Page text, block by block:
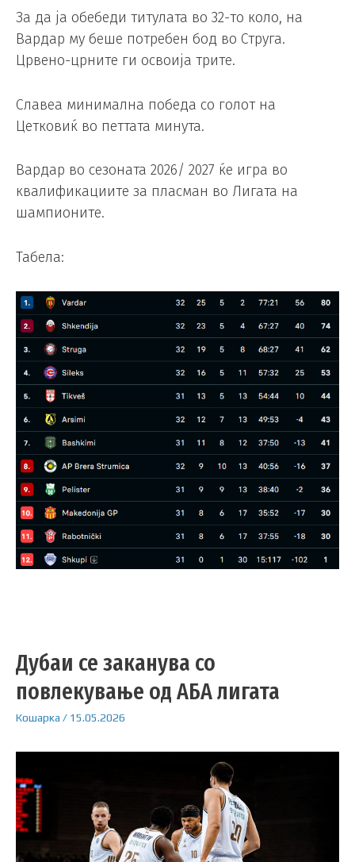
За да ја обебеди титулата во 32-то коло, на
Вардар му беше потребен бод во Струга.
Црвено-црните ги освоија трите.
Славеа минимална победа со голот на
Цетковиќ во петтата минута.
Вардар во сезоната 2026/ 2027 ќе игра во
квалификациите за пласман во Лигата на
шампионите.
Табела:
Дубаи се заканува со
повлекување од АБА лигата
Кошарка / 15.05.2026